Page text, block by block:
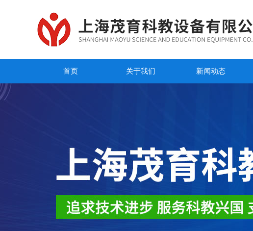
首页 关于我们 新闻动态